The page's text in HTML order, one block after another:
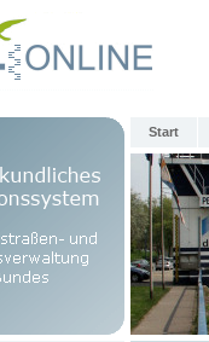
Start